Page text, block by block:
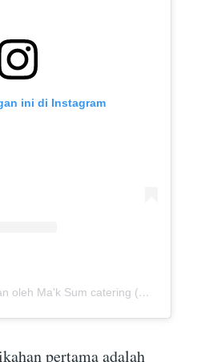
ini di Instagram
Sebuah kiriman dibagikan oleh Ma'k Sum catering (@mak_sumcatering)
pertama adalah